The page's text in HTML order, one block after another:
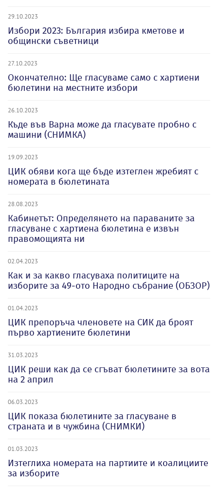
29.10.2023
Избори 2023: България избира кметове и
общински съветници
27.10.2023
Окончателно: Ще гласуваме само с хартиени
бюлетини на местните избори
26.10.2023
Къде във Варна може да гласувате пробно с
машини (СНИМКА)
19.09.2023
ЦИК обяви кога ще бъде изтеглен жребият с
номерата в бюлетината
28.08.2023
Кабинетът: Определянето на параваните за
гласуване с хартиена бюлетина е извън
правомощията ни
02.04.2023
Как и за какво гласуваха политиците на
изборите за 49-ото Народно събрание (ОБЗОР)
01.04.2023
ЦИК препоръча членовете на СИК да броят
първо хартиените бюлетини
31.03.2023
ЦИК реши как да се сгъват бюлетините за вота
на 2 април
06.03.2023
ЦИК показа бюлетините за гласуване в
страната и в чужбина (СНИМКИ)
01.03.2023
Изтеглиха номерата на партиите и коалициите
за изборите